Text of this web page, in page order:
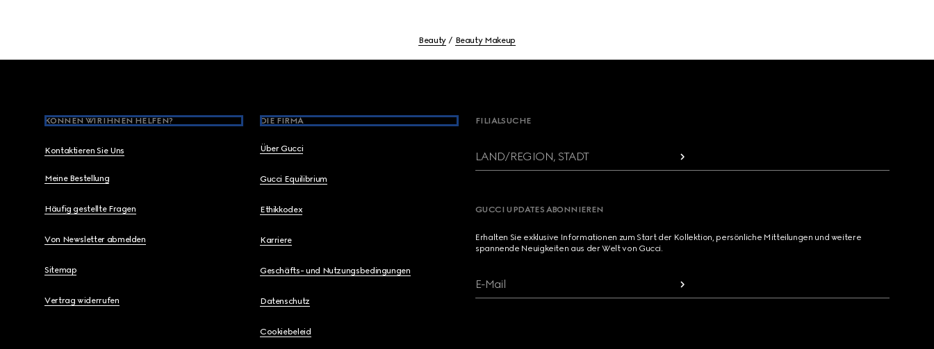
Beauty Beauty Makeup
KÖNNEN WIR IHNEN HELFEN?
Kontaktieren Sie Uns
Meine Bestellung
Häufig gestellte Fragen
Von Newsletter abmelden
Sitemap
Vertrag widerrufen
DIE FIRMA
Über Gucci
Gucci Equilibrium
Ethikkodex
Karriere
Geschäfts- und Nutzungsbedingungen
Datenschutz
Cookiebeleid
FILIALSUCHE
LAND/REGION, STADT
GUCCI UPDATES ABONNIEREN
Erhalten Sie exklusive Informationen zum Start der Kollektion, persönliche Mitteilungen und weitere
spannende Neuigkeiten aus der Welt von Gucci.
E-Mail